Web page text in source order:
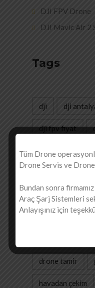
DJI FPV Drone
DJI Mavic Air 2
Tags
dji dji
dji fpv fiyat
dji mavic air
dji phantom 3
dji servis
drone avcısı kartal
drone tamir
havadan çekim
Tüm Drone
Drone Servis ve
Bundan sonra
Araç Şarj Sistemleri
Anlayışınız için